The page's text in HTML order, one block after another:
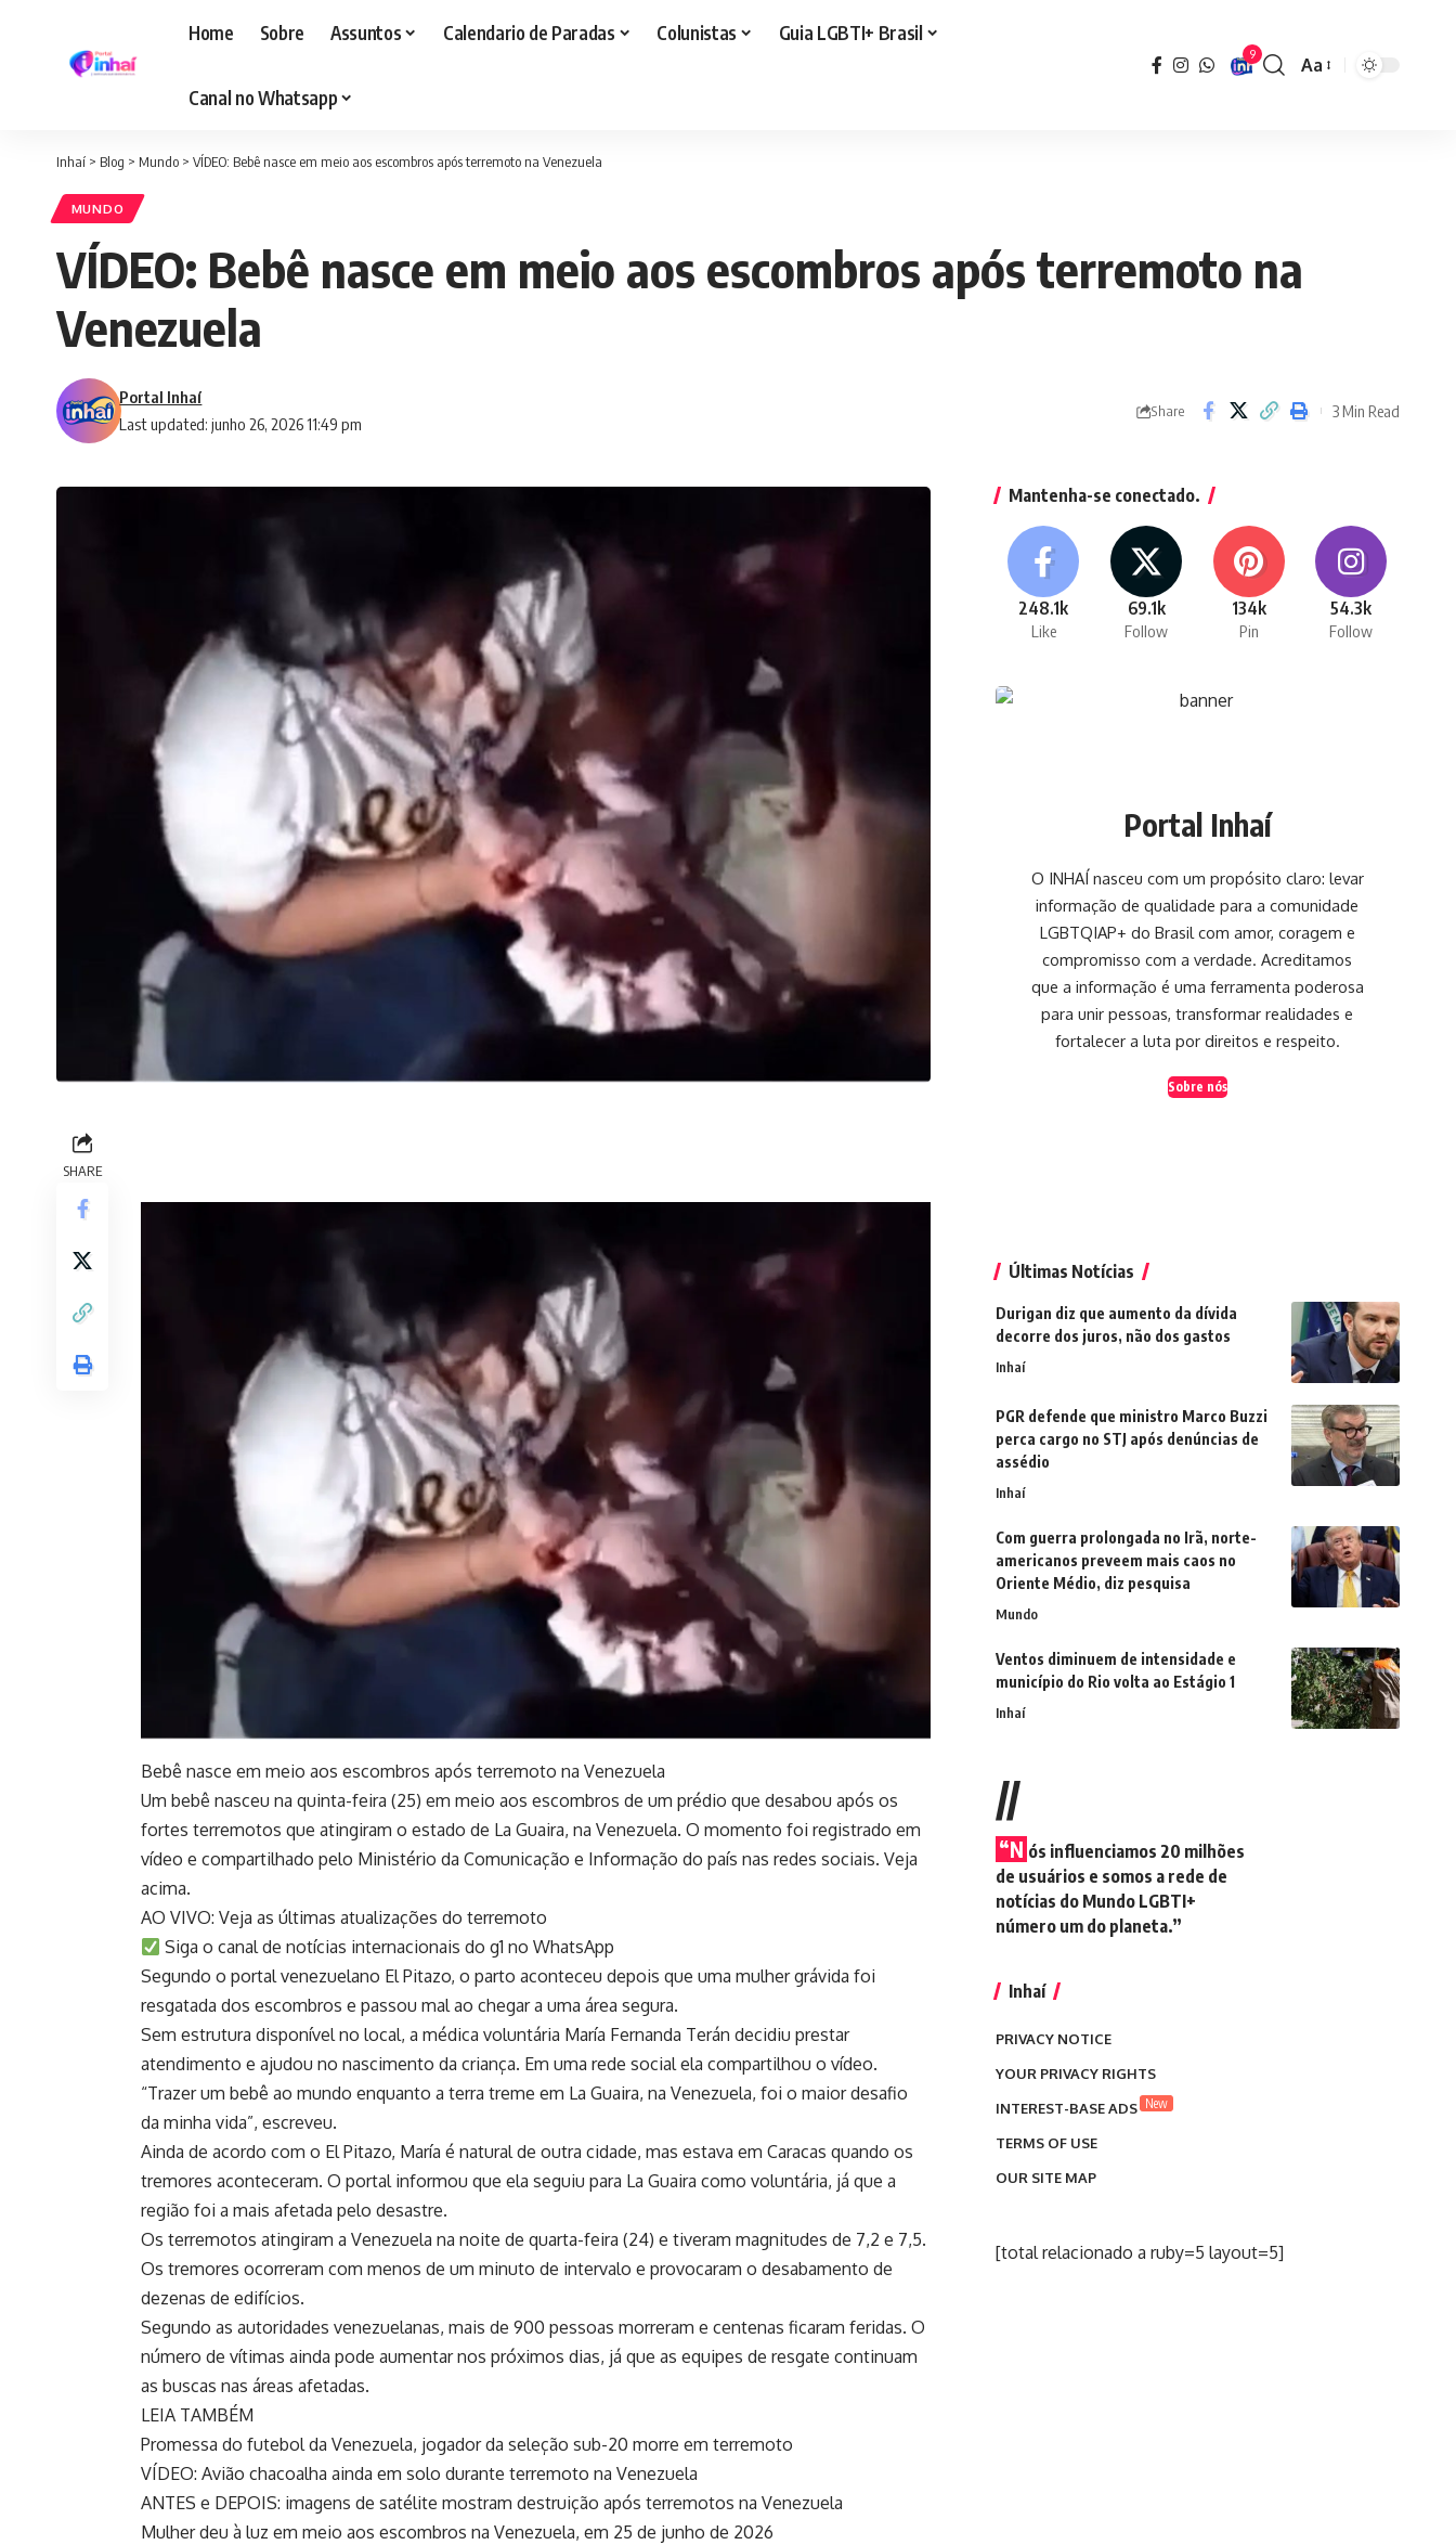
Home Sobre Assuntos Calendario de Paradas Colunistas Guia LGBTI+ Brasil
Canal no Whatsapp
9
Font
Aa
Inhaí > Blog > Mundo > VÍDEO: Bebê nasce em meio aos escombros após terremoto na Venezuela
MUNDO
VÍDEO: Bebê nasce em meio aos escombros após terremoto na
Venezuela
Last updated: junho 26, 2026 11:49 pm
Portal Inhaí
Share 3 Min Read
SHARE
Bebê nasce em meio aos escombros após terremoto na Venezuela
Um bebê nasceu na quinta-feira (25) em meio aos escombros de um prédio que desabou após os
fortes terremotos que atingiram o estado de La Guaira, na Venezuela. O momento foi registrado em
vídeo e compartilhado pelo Ministério da Comunicação e Informação do país nas redes sociais. Veja
acima.
AO VIVO: Veja as últimas atualizações do terremoto
Siga o canal de notícias internacionais do g1 no WhatsApp
Segundo o portal venezuelano El Pitazo, o parto aconteceu depois que uma mulher grávida foi
resgatada dos escombros e passou mal ao chegar a uma área segura.
Sem estrutura disponível no local, a médica voluntária María Fernanda Terán decidiu prestar
atendimento e ajudou no nascimento da criança. Em uma rede social ela compartilhou o vídeo.
“Trazer um bebê ao mundo enquanto a terra treme em La Guaira, na Venezuela, foi o maior desafio
da minha vida”, escreveu.
Ainda de acordo com o El Pitazo, María é natural de outra cidade, mas estava em Caracas quando os
tremores aconteceram. O portal informou que ela seguiu para La Guaira como voluntária, já que a
região foi a mais afetada pelo desastre.
Os terremotos atingiram a Venezuela na noite de quarta-feira (24) e tiveram magnitudes de 7,2 e 7,5.
Os tremores ocorreram com menos de um minuto de intervalo e provocaram o desabamento de
dezenas de edifícios.
Segundo as autoridades venezuelanas, mais de 900 pessoas morreram e centenas ficaram feridas. O
número de vítimas ainda pode aumentar nos próximos dias, já que as equipes de resgate continuam
as buscas nas áreas afetadas.
LEIA TAMBÉM
Promessa do futebol da Venezuela, jogador da seleção sub-20 morre em terremoto
VÍDEO: Avião chacoalha ainda em solo durante terremoto na Venezuela
ANTES e DEPOIS: imagens de satélite mostram destruição após terremotos na Venezuela
Mulher deu à luz em meio aos escombros na Venezuela, em 25 de junho de 2026
Mantenha-se conectado.
248.1k
Like
69.1k
Follow
134k
Pin
54.3k
Follow
Portal Inhaí
O INHAÍ nasceu com um propósito claro: levar
informação de qualidade para a comunidade
LGBTQIAP+ do Brasil com amor, coragem e
compromisso com a verdade. Acreditamos
que a informação é uma ferramenta poderosa
para unir pessoas, transformar realidades e
fortalecer a luta por direitos e respeito.
Sobre nós
Últimas Notícias
Durigan diz que aumento da dívida
decorre dos juros, não dos gastos
Inhaí
PGR defende que ministro Marco Buzzi
perca cargo no STJ após denúncias de
assédio
Inhaí
Com guerra prolongada no Irã, norte-
americanos preveem mais caos no
Oriente Médio, diz pesquisa
Mundo
Ventos diminuem de intensidade e
município do Rio volta ao Estágio 1
Inhaí
//
“N ós influenciamos 20 milhões
de usuários e somos a rede de
notícias do Mundo LGBTI+
número um do planeta.”
Inhaí
PRIVACY NOTICE
YOUR PRIVACY RIGHTS
INTEREST-BASE ADS New
TERMS OF USE
OUR SITE MAP
[total relacionado a ruby=5 layout=5]